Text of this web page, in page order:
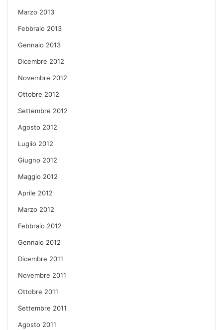
Marzo 2013
Febbraio 2013
Gennaio 2013
Dicembre 2012
Novembre 2012
Ottobre 2012
Settembre 2012
Agosto 2012
Luglio 2012
Giugno 2012
Maggio 2012
Aprile 2012
Marzo 2012
Febbraio 2012
Gennaio 2012
Dicembre 2011
Novembre 2011
Ottobre 2011
Settembre 2011
Agosto 2011